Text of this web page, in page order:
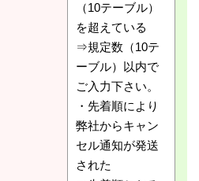
（10テーブル）
を超えている
⇒規定数（10テ
ーブル）以内で
ご入力下さい。
・先着順により
弊社からキャン
セル通知が発送
された